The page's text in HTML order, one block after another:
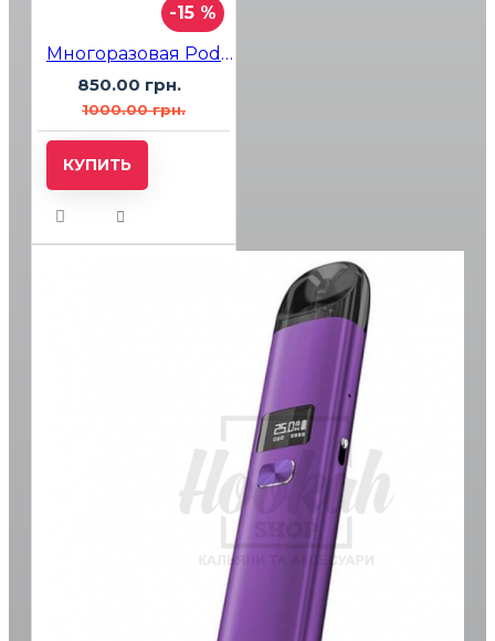
-15 %
Многоразовая Pod-система VooPoo Argus G3 Carbon Fiber Black
850.00 грн.
1000.00 грн.
КУПИТЬ